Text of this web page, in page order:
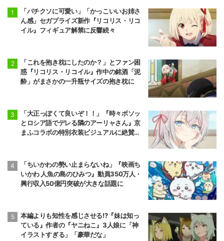
「バチクソに可愛い」「かっこいいお姉さ
ん感」セガプライズ新作『リコリス・リコ
イル』フィギュア解禁に反響続々
「これを抱き枕にしたのか？」とファン困
惑『リコリス・リコイル』作中の銘酒「泥
酔」がまさかの一升瓶サイズの抱き枕に
「大正っぽくて良いぞ！！」『時々ボソッ
とロシア語でデレる隣のアーリャさん』京
まふコラボの特別衣装ビジュアルに絶賛の
「ちいかわの勢い止まらないね」『映画ち
いかわ 人魚の島のひみつ』動員350万人・
興行収入50億円突破が大きな話題に
本編よりも知性を感じさせる!?『妹は知っ
ている』作者の『ヤニねこ』3人娘に「神
イラストすぎる」「豪華だな」